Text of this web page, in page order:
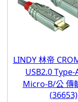
LINDY 林帝
USB2.0
Micro-B/公 傳
(36653)